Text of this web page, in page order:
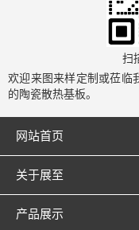
扫
欢迎来图来样定制或莅临
的陶瓷散热基板。
网站首页
关于展至
产品展示